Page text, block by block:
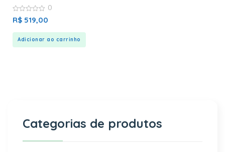
0
out
0
R$ 519,00
Adicionar ao carrinho
Categorias de produtos